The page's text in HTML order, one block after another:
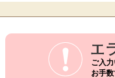
ご入
お手